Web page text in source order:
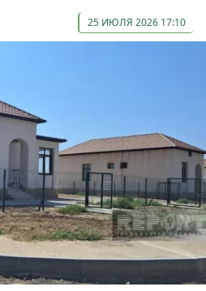
25 ИЮЛЯ 2026 17:10